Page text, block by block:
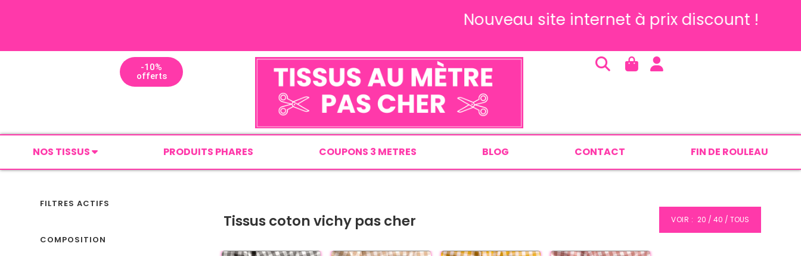
Nouveau site internet à prix discount !
-10%
offerts
NOS TISSUS PRODUITS PHARES COUPONS 3 METRES BLOG CONTACT FIN DE ROULEAU
Tissus coton vichy pas cher VOIR : 20 40 TOUS
FILTRES ACTIFS
COMPOSITION